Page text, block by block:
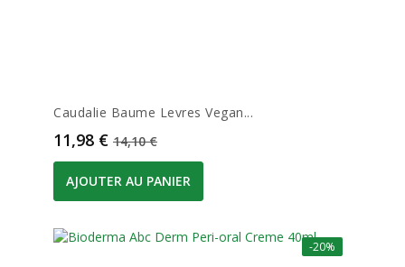
Caudalie Baume Levres Vegan...
Prix
11,98 € Prix de base
14,10 €
AJOUTER AU PANIER
-20%